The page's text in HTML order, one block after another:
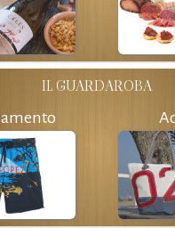
IL GUARDAROBA